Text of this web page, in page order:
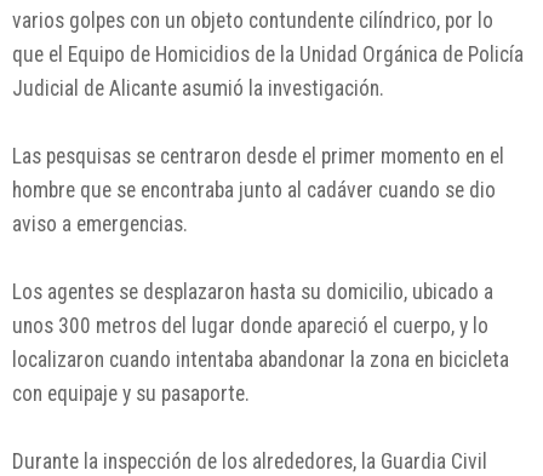
varios golpes con un objeto contundente cilíndrico, por lo
que el Equipo de Homicidios de la Unidad Orgánica de Policía
Judicial de Alicante asumió la investigación.
Las pesquisas se centraron desde el primer momento en el
hombre que se encontraba junto al cadáver cuando se dio
aviso a emergencias.
Los agentes se desplazaron hasta su domicilio, ubicado a
unos 300 metros del lugar donde apareció el cuerpo, y lo
localizaron cuando intentaba abandonar la zona en bicicleta
con equipaje y su pasaporte.
Durante la inspección de los alrededores, la Guardia Civil